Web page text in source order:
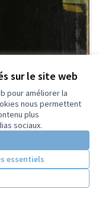
sur le site web
pour améliorer la
nous permettent
plus
sociaux.
essentiels